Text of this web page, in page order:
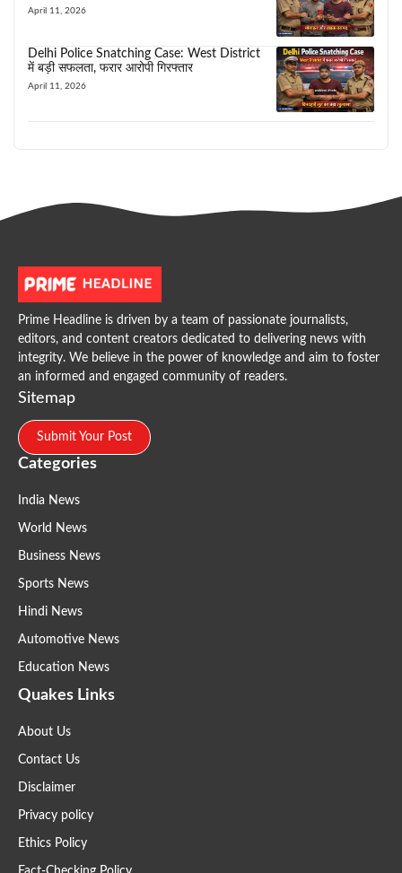
April 11, 2026
Delhi Police Snatching Case: West District
में बड़ी सफलता, फरार आरोपी गिरफ्तार
April 11, 2026
Prime Headline is driven by a team of passionate journalists,
editors, and content creators dedicated to delivering news with
integrity. We believe in the power of knowledge and aim to foster
an informed and engaged community of readers.
Sitemap
Submit Your Post
Categories
India News
World News
Business News
Sports News
Hindi News
Automotive News
Education News
Quakes Links
About Us
Contact Us
Disclaimer
Privacy policy
Ethics Policy